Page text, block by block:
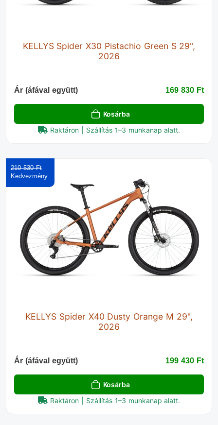
KELLYS Spider X30 Pistachio Green S 29",
2026
Ár (áfával együtt) 169 830 Ft‎
Kosárba
Raktáron | Szállítás 1–3 munkanap alatt.
KELLYS Spider X40 Dusty Orange M 29",
2026
210 530 Ft‎
Ár (áfával együtt) 199 430 Ft‎
Kosárba
Raktáron | Szállítás 1–3 munkanap alatt.